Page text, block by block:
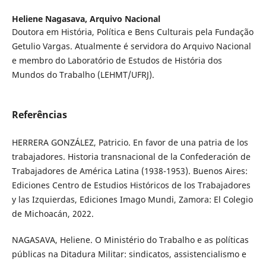
Heliene Nagasava, Arquivo Nacional
Doutora em História, Política e Bens Culturais pela Fundação
Getulio Vargas. Atualmente é servidora do Arquivo Nacional
e membro do Laboratório de Estudos de História dos
Mundos do Trabalho (LEHMT/UFRJ).
Referências
HERRERA GONZÁLEZ, Patricio. En favor de una patria de los
trabajadores. Historia transnacional de la Confederación de
Trabajadores de América Latina (1938-1953). Buenos Aires:
Ediciones Centro de Estudios Históricos de los Trabajadores
y las Izquierdas, Ediciones Imago Mundi, Zamora: El Colegio
de Michoacán, 2022.
NAGASAVA, Heliene. O Ministério do Trabalho e as políticas
públicas na Ditadura Militar: sindicatos, assistencialismo e